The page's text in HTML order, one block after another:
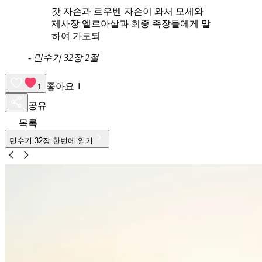
갓 자손과 르우벤 자손이 와서 모세와
제사장 엘르아살과 회중 족장들에게 말
하여 가로되
- 민수기 32장 2절
1 좋아요 1
공유
목록
민수기 32장 한번에 읽기